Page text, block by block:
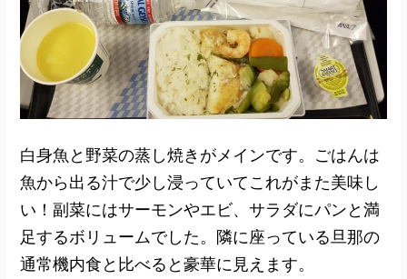
白身魚と野菜の蒸し焼きがメインです。ごはんは
魚から出る汁で少し浸っていてこれがまた美味し
い！副菜にはサーモンやエビ、サラダにパンと満
足するボリュームでした。隣に座っている旦那の
通常機内食と比べると豪華に見えます。